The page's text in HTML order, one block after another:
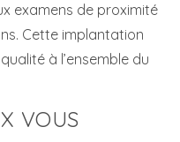
examens de proximité
Cette implantation
à l’ensemble du
VOUS